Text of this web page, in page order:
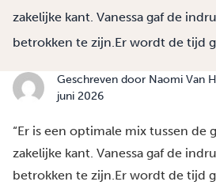
zakelijke kant. Vanessa gaf de
betrokken te zijn.Er wordt de tijd
Geschreven door Naomi Van
juni 2026
“Er is een optimale mix tussen de
zakelijke kant. Vanessa gaf de
betrokken te zijn.Er wordt de tijd